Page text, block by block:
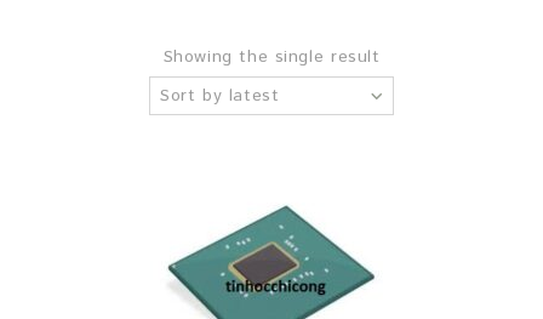
Showing the single result
Sort by latest